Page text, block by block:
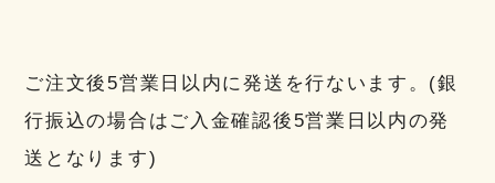
ご注文後5営業日以内に発送を行ないます。(銀
行振込の場合はご入金確認後5営業日以内の発
送となります)